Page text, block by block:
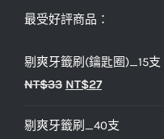
最受好評商品：
剔爽牙籤刷(鑰匙圈)_15支
NT$33 原
價
NT$27目
價
剔爽牙籤刷_40支